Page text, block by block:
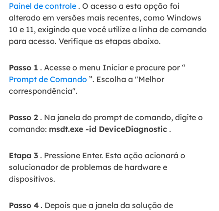
Painel de controle. O acesso a esta opção foi
alterado em versões mais recentes, como Windows
10 e 11, exigindo que você utilize a linha de comando
para acesso. Verifique as etapas abaixo.
Passo 1 . Acesse o menu Iniciar e procure por “
Prompt de Comando”. Escolha a "Melhor
correspondência".
Passo 2. Na janela do prompt de comando, digite o
comando: msdt.exe -id DeviceDiagnostic.
Etapa 3. Pressione Enter. Esta ação acionará o
solucionador de problemas de hardware e
dispositivos.
Passo 4. Depois que a janela da solução de